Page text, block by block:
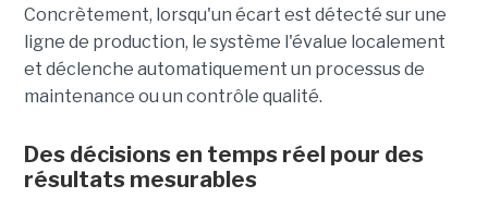
Concrètement, lorsqu'un écart est détecté sur une
ligne de production, le système l'évalue localement
et déclenche automatiquement un processus de
maintenance ou un contrôle qualité.
Des décisions en temps réel pour des
résultats mesurables